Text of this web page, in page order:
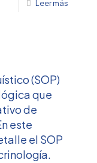
Leer más
(SOP)
que
de
este
el SOP